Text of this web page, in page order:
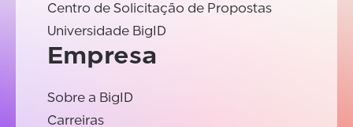
Centro de Solicitação de Propostas
Universidade BigID
Empresa
Sobre a BigID
Carreiras